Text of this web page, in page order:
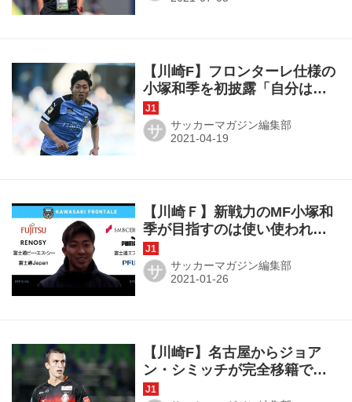
【川崎F】フロンターレ仕様の
小塚和季を初披露「自分はま
だまだです」
サ サッカーマガジン編集部
【川崎Ｆ】新戦力のMF小塚和
季が目指すのは使い使われる
存在。「10ゴールには絡みた
い」
サ サッカーマガジン編集部
【川崎F】名古屋からジョア
ン・シミッチが完全移籍で加
入「偉大なクラブでの挑戦を